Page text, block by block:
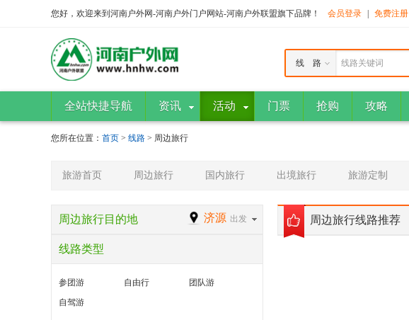
您好，欢迎来到河南户外网-河南户外门户网站-河南户外联盟旗下品牌！ 会员登录 免费注册
线路关键词
线 路
全站快捷导航 资讯 活动 门票 抢购 攻略
您所在位置： 首页 > 线路 > 周边旅行
旅游首页 周边旅行 国内旅行 出境旅行 旅游定制
周边旅行目的地 济源 出发
线路类型
参团游 自由行
团队游
自驾游
周边旅行线路推荐